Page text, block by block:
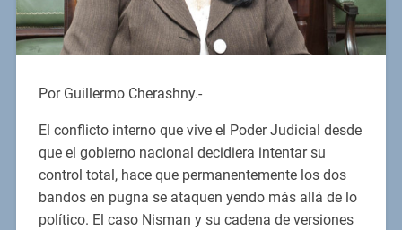
Por Guillermo Cherashny.-
El conflicto interno que vive el Poder Judicial desde
que el gobierno nacional decidiera intentar su
control total, hace que permanentemente los dos
bandos en pugna se ataquen yendo más allá de lo
político. El caso Nisman y su cadena de versiones